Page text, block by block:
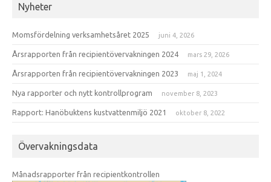
Nyheter
Momsfördelning verksamhetsåret 2025 juni 4, 2026
Årsrapporten från recipientövervakningen 2024 mars 29, 2026
Årsrapporten från recipientövervakningen 2023 maj 1, 2024
Nya rapporter och nytt kontrollprogram november 8, 2023
Rapport: Hanöbuktens kustvattenmiljö 2021 oktober 8, 2022
Övervakningsdata
Månadsrapporter från recipientkontrollen